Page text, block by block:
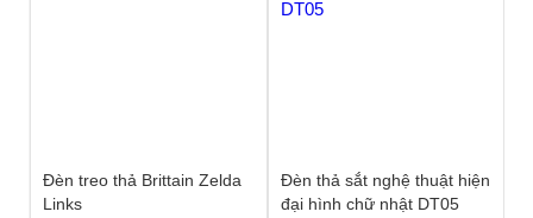
Đèn treo thả Brittain Zelda
Links
Đèn thả sắt nghệ thuật hiện
đại hình chữ nhật DT05